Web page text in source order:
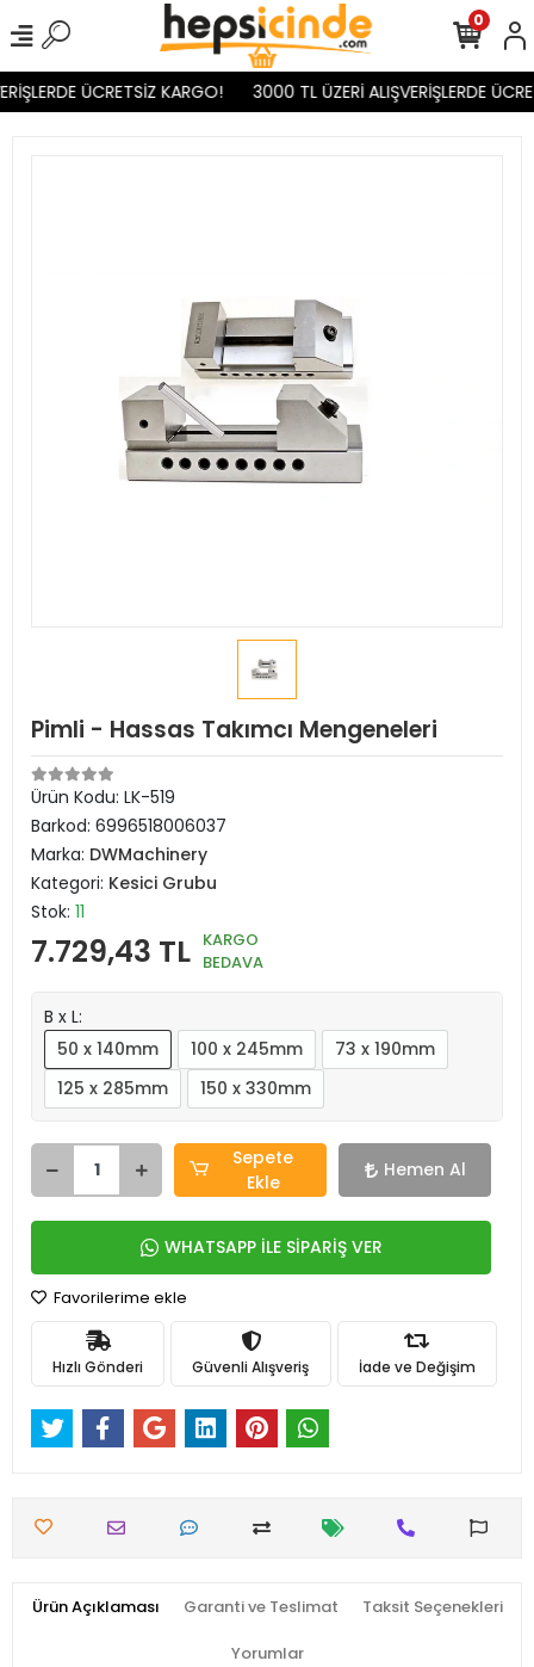
ÜCRETSİZ KARGO! 3000 TL ÜZERİ ALIŞVERİŞLERDE
0
Pimli - Hassas Takımcı Mengeneleri
Ürün Kodu: LK-519
Barkod: 6996518006037
Marka: DWMachinery
Kategori: Kesici Grubu
Stok: 11
7.729,43 TL KARGO
BEDAVA
B x L:
50 x 140mm
100 x 245mm
73 x 190mm
125 x 285mm
150 x 330mm
Sepete
Ekle
Hemen Al
WHATSAPP İLE SİPARİŞ VER
Favorilerime ekle
Hızlı Gönderi Güvenli Alışveriş İade ve Değişim
Ürün Açıklaması Garanti ve Teslimat Taksit Seçenekleri
Yorumlar